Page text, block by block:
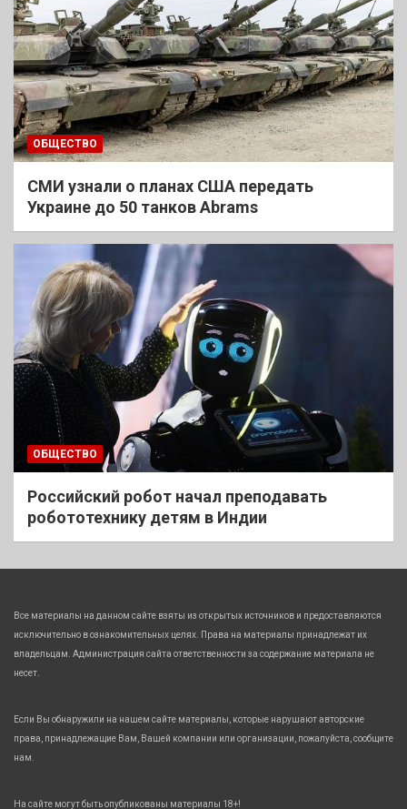
ОБЩЕСТВО
СМИ узнали о планах США передать
Украине до 50 танков Abrams
ОБЩЕСТВО
Российский робот начал преподавать
робототехнику детям в Индии
Все материалы на данном сайте взяты из открытых источников и предоставляются
исключительно в ознакомительных целях. Права на материалы принадлежат их
владельцам. Администрация сайта ответственности за содержание материала не
несет.
Если Вы обнаружили на нашем сайте материалы, которые нарушают авторские
права, принадлежащие Вам, Вашей компании или организации, пожалуйста, сообщите
нам.
На сайте могут быть опубликованы материалы 18+!